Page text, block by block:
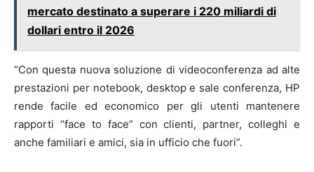
mercato destinato a superare i 220 miliardi di
dollari entro il 2026
“Con questa nuova soluzione di videoconferenza ad alte
prestazioni per notebook, desktop e sale conferenza, HP
rende facile ed economico per gli utenti mantenere
rapporti “face to face” con clienti, partner, colleghi e
anche familiari e amici, sia in ufficio che fuori”.